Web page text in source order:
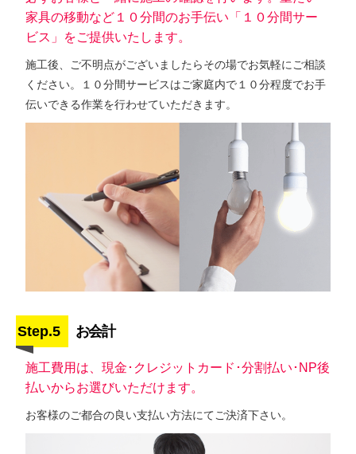
家具の移動など１０分間のお手伝い「１０分間サー
ビス」をご提供いたします。
施工後、ご不明点がございましたらその場でお気軽にご相談
ください。１０分間サービスはご家庭内で１０分程度でお手
伝いできる作業を行わせていただきます。
Step.5 お会計
施工費用は、現金･クレジットカード･分割払い･NP後
払いからお選びいただけます。
お客様のご都合の良い支払い方法にてご決済下さい。